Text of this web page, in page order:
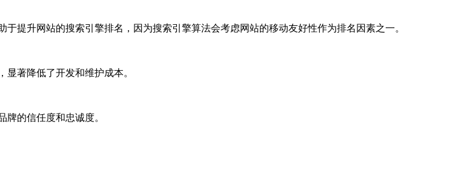
提升网站的搜索引擎排名，因为搜索引擎算法会考虑网站的移动友好性作为排名因素之一。
著降低了开发和维护成本。
的信任度和忠诚度。